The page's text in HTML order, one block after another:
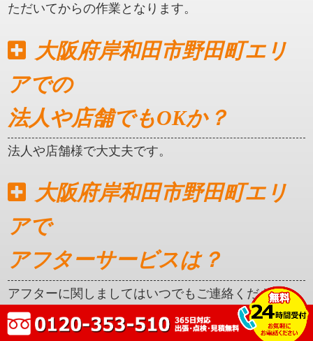
ただいてからの作業となります。
大阪府岸和田市野田町エリ
アでの
法人や店舗でもOKか？
法人や店舗様で大丈夫です。
大阪府岸和田市野田町エリ
アで
アフターサービスは？
アフターに関しましてはいつでもご連絡ください。
クレカ対応はしているか？